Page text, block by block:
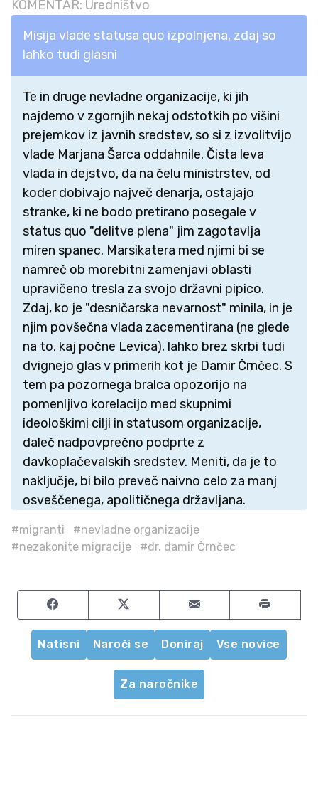
KOMENTAR: Uredništvo
Misija vlade statusa quo izpolnjena, zdaj so
lahko tudi glasni
Te in druge nevladne organizacije, ki jih
najdemo v zgornjih nekaj odstotkih po višini
prejemkov iz javnih sredstev, so si z izvolitvijo
vlade Marjana Šarca oddahnile. Čista leva
vlada in dejstvo, da na čelu ministrstev, od
koder dobivajo največ denarja, ostajajo
stranke, ki ne bodo pretirano posegale v
status quo "delitve plena" jim zagotavlja
miren spanec. Marsikatera med njimi bi se
namreč ob morebitni zamenjavi oblasti
upravičeno tresla za svojo državni pipico.
Zdaj, ko je "desničarska nevarnost" minila, in je
njim povšečna vlada zacementirana (ne glede
na to, kaj počne Levica), lahko brez skrbi tudi
dvignejo glas v primerih kot je Damir Črnčec. S
tem pa pozornega bralca opozorijo na
pomenljivo korelacijo med skupnimi
ideološkimi cilji in statusom organizacije,
daleč nadpovprečno podprte z
davkoplačevalskih sredstev. Meniti, da je to
naključje, bi bilo preveč naivno celo za manj
osveščenega, apolitičnega državljana.
#migranti
#nevladne organizacije
#nezakonite migracije
#dr. damir Črnčec
Share on FacebookShare on TwitterShare by email
Natisni Naroči se Doniraj Vse novice
Za naročnike